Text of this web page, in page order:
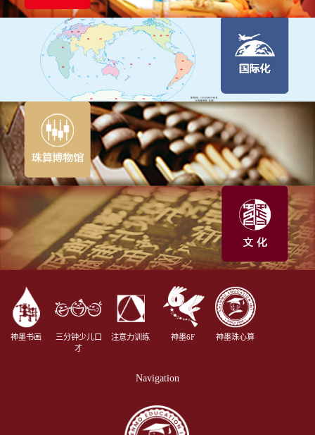
神墨书画
三分钟少儿口
才
注意力训练 神墨6F 神墨珠心算
Navigation